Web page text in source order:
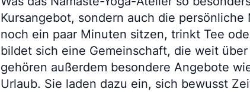
Kursangebot, sondern auch die
noch ein paar Minuten sitzen, trinkt Tee
bildet sich eine Gemeinschaft, die weit
gehören außerdem besondere Angebote
Urlaub. Sie laden dazu ein, sich bewusst